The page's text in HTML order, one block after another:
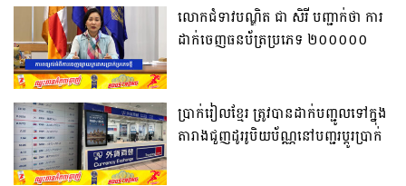
កម្រៃសេវា
លោកជំទាវបណ្ឌិត ជា សិរី បញ្ជាក់ថា ការ
ដាក់ចេញធនប័ត្រប្រភេទ ២០០០០០
ទេ
ប្រាក់រៀលខ្មែរ ត្រូវបានដាក់បញ្ជូលទៅក្នុង
តារាងជួញដូររូបិយប័ណ្ណនៅបញ្ជរប្តូរប្រាក់